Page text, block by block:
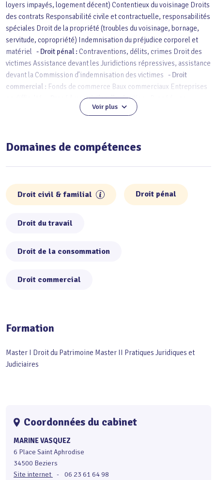
loyers impayés, logement décent) Contentieux du voisinage Droits
des contrats Responsabilité civile et contractuelle, responsabilités
spéciales Droit de la propriété (troubles du voisinage, bornage,
servitude, copropriété) Indemnisation du préjudice corporel et
matériel - Droit pénal : Contraventions, délits, crimes Droit des
victimes Assistance devant les Juridictions répressives, assistance
devant la Commission d’indemnisation des victimes - Droit
commercial : Fonds de commerce Baux commerciaux Entreprises
- Procédures civiles d'exécution :
d’exécution forcée Saisies Surendettement
Voir plus
Domaines de compétences
Droit civil & familial Droit pénal
Droit du travail
Droit de la consommation
Droit commercial
Formation
Master I Droit du Patrimoine Master II Pratiques Juridiques et
Judiciaires
Coordonnées du cabinet
MARINE VASQUEZ
6 Place Saint Aphrodise
34500 Beziers
Site internet
- 06 23 61 64 98